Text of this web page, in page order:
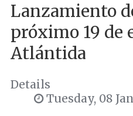
Lanzamiento
próximo 19 de
Atlántida
Details
Tuesday, 08